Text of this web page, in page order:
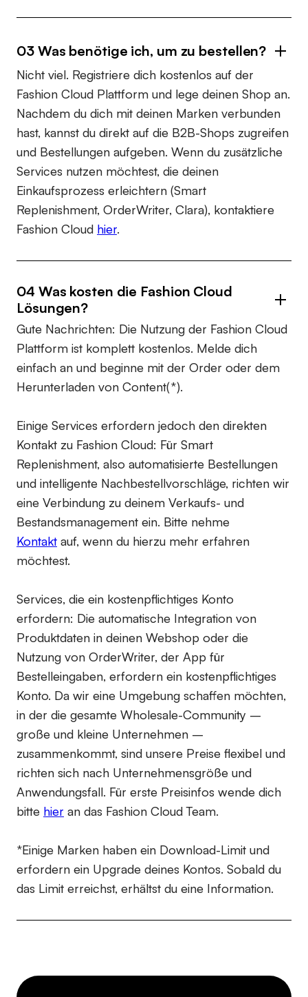
03 Was benötige ich, um zu bestellen?
Nicht viel. Registriere dich kostenlos auf der
Fashion Cloud Plattform und lege deinen Shop an.
Nachdem du dich mit deinen Marken verbunden
hast, kannst du direkt auf die B2B-Shops zugreifen
und Bestellungen aufgeben. Wenn du zusätzliche
Services nutzen möchtest, die deinen
Einkaufsprozess erleichtern (Smart
Replenishment, OrderWriter, Clara), kontaktiere
Fashion Cloud hier.
04 Was kosten die Fashion Cloud
Lösungen?
Gute Nachrichten: Die Nutzung der Fashion Cloud
Plattform ist komplett kostenlos. Melde dich
einfach an und beginne mit der Order oder dem
Herunterladen von Content(*).
Einige Services erfordern jedoch den direkten
Kontakt zu Fashion Cloud: Für Smart
Replenishment, also automatisierte Bestellungen
und intelligente Nachbestellvorschläge, richten wir
eine Verbindung zu deinem Verkaufs- und
Bestandsmanagement ein. Bitte nehme
Kontakt auf, wenn du hierzu mehr erfahren
möchtest.
Services, die ein kostenpflichtiges Konto
erfordern: Die automatische Integration von
Produktdaten in deinen Webshop oder die
Nutzung von OrderWriter, der App für
Bestelleingaben, erfordern ein kostenpflichtiges
Konto. Da wir eine Umgebung schaffen möchten,
in der die gesamte Wholesale-Community –
große und kleine Unternehmen –
zusammenkommt, sind unsere Preise flexibel und
richten sich nach Unternehmensgröße und
Anwendungsfall. Für erste Preisinfos wende dich
bitte hier an das Fashion Cloud Team.
*Einige Marken haben ein Download-Limit und
erfordern ein Upgrade deines Kontos. Sobald du
das Limit erreichst, erhältst du eine Information.